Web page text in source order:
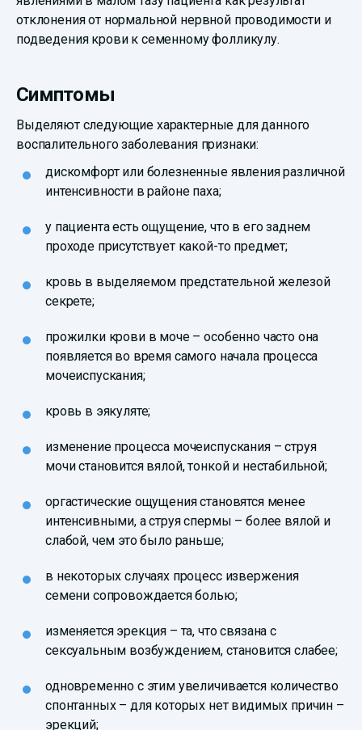
отклонения от нормальной нервной проводимости и
подведения крови к семенному фолликулу.
Симптомы
Выделяют следующие характерные для данного
воспалительного заболевания признаки:
дискомфорт или болезненные явления различной
интенсивности в районе паха;
у пациента есть ощущение, что в его заднем
проходе присутствует какой-то предмет;
кровь в выделяемом предстательной железой
секрете;
прожилки крови в моче – особенно часто она
появляется во время самого начала процесса
мочеиспускания;
кровь в эякуляте;
изменение процесса мочеиспускания – струя
мочи становится вялой, тонкой и нестабильной;
оргастические ощущения становятся менее
интенсивными, а струя спермы – более вялой и
слабой, чем это было раньше;
в некоторых случаях процесс извержения
семени сопровождается болью;
изменяется эрекция – та, что связана с
сексуальным возбуждением, становится слабее;
одновременно с этим увеличивается количество
спонтанных – для которых нет видимых причин –
эрекций;